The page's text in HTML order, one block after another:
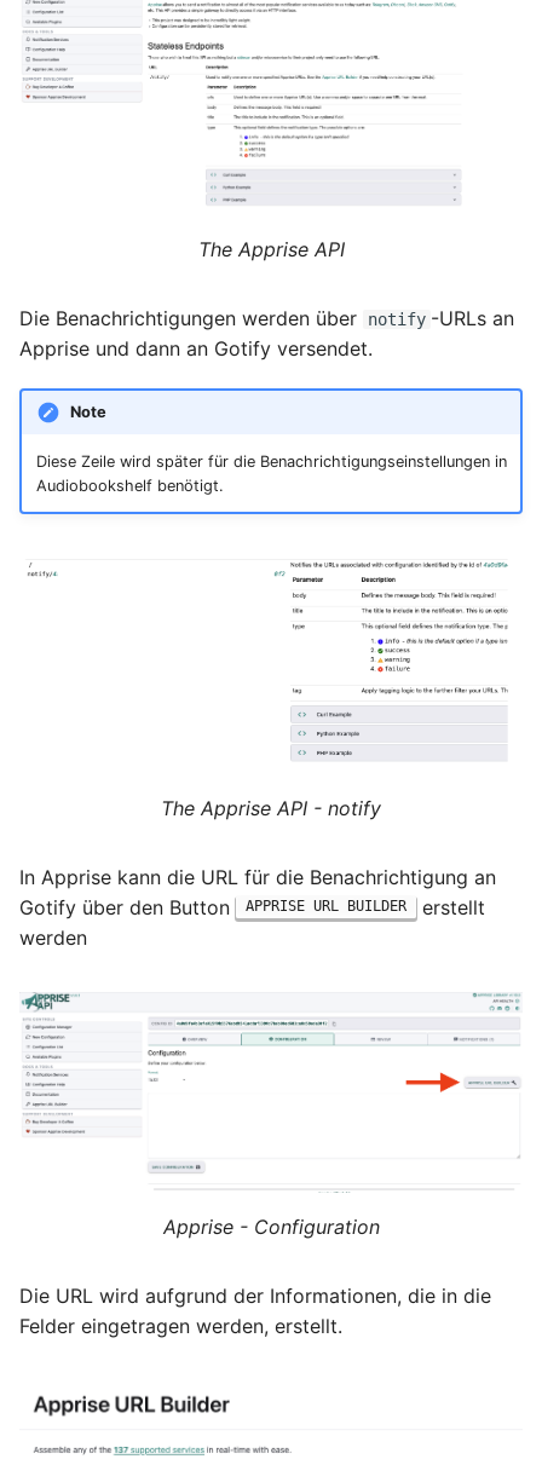
Juni 2021
Dezember 2020
November 2020
September 2020
November 2019
Oktober 2019
August 2019
November 2018
Oktober 2018
September 2018
April 2018
Januar 2018
The Apprise API
Die Benachrichtigungen werden über notify -URLs an
Apprise und dann an Gotify versendet.
Note
Diese Zeile wird später für die Benachrichtigungseinstellungen in
Audiobookshelf benötigt.
The Apprise API - notify
In Apprise kann die URL für die Benachrichtigung an
Gotify über den Button
APPRISE URL BUILDER
erstellt
werden
Apprise - Configuration
Die URL wird aufgrund der Informationen, die in die
Felder eingetragen werden, erstellt.